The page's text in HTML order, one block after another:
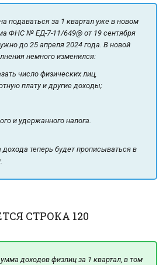
за 1 квартал уже в новом
ФНС № ЕД-7-11/649@ от 19 сентября
до 25 апреля 2024 года. В новой
немного изменился:
число физических лиц,
плату и другие доходы;
и удержанного налога.
теперь будет прописываться в
СТРОКА 120
доходов физлиц за 1 квартал, в том